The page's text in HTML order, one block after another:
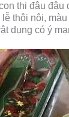
thi đâu
thôi nôi,
dụng có ý